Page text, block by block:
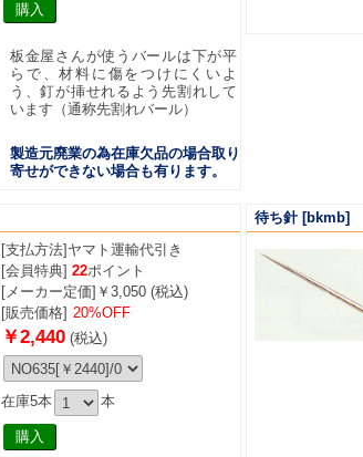
板金屋さんが使うバールは下が平
らで、材料に傷をつけにくいよ
う、釘が挿せれるよう先割れして
います（通称先割れバール）
製造元廃業の為在庫欠品の場合取り
寄せができない場合も有ります。
[支払方法] ヤマト運輸代引き
[会員特典] 22ポイント
[メーカー定価]￥3,050 (税込)
[販売価格] 20%OFF
￥2,440(税込)
在庫5本 本
待ち針 [bkmb]